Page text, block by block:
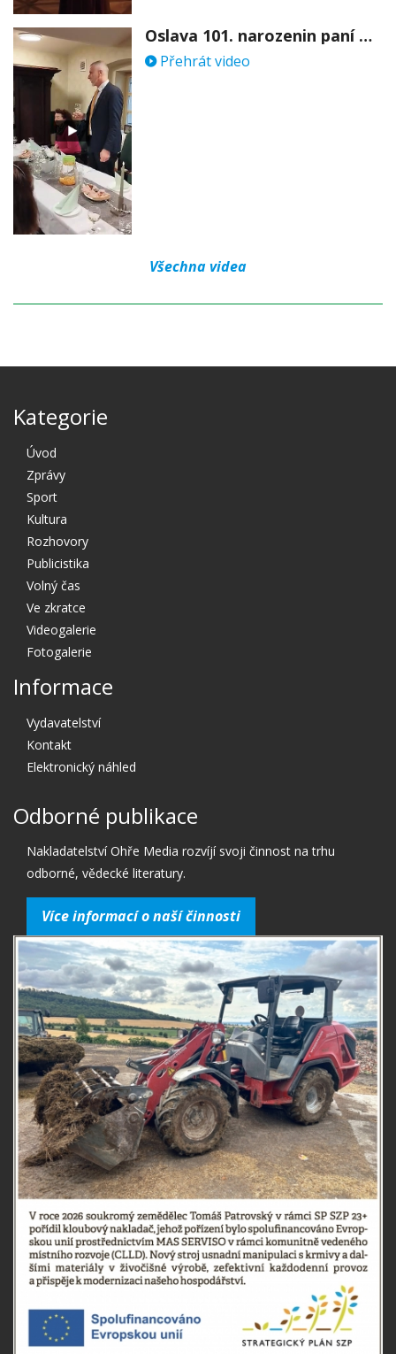
Oslava 101. narozenin paní Věry Skořepové
Přehrát video
Všechna videa
Kategorie
Úvod
Zprávy
Sport
Kultura
Rozhovory
Publicistika
Volný čas
Ve zkratce
Videogalerie
Fotogalerie
Informace
Vydavatelství
Kontakt
Elektronický náhled
Odborné publikace
Nakladatelství Ohře Media rozvíjí svoji činnost na trhu
odborné, vědecké literatury.
Více informací o naší činnosti